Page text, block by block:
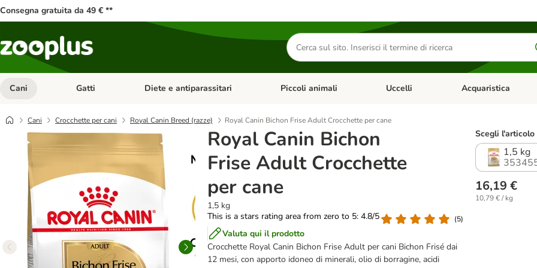
Consegna gratuita da 49 € **
Cerca
prodotti
Cani Apri Menu Categoria: Cani
Gatti Apri Menu Categoria: Gatti
Diete e antiparassitari Apri Menu Categoria: Diete e antiparassitari
Piccoli animali Apri Menu Categoria: Piccoli animali
Uccelli Apri Menu Categoria:
Acquaristica
Cani Crocchette per cani Royal Canin Breed (razze) Royal Canin Bichon Frise Adult Crocchette per cane
Royal Canin Bichon
Frise Adult Crocchette
per cane
1,5 kg
This is a stars rating area from zero to 5: 4.8/5
(5)
Valuta qui il prodotto
Crocchette Royal Canin Bichon Frise Adult per cani Bichon Frisé dai
12 mesi, con apporto idoneo di minerali, olio di borragine, acidi
Scegli
1,5 kg
16,19 €
10,79 € / kg